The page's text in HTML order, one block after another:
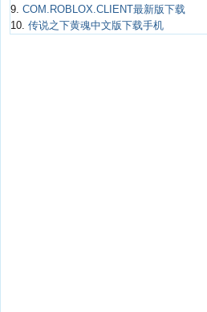
9. COM.ROBLOX.CLIENT最新版下载
10. 传说之下黄魂中文版下载手机